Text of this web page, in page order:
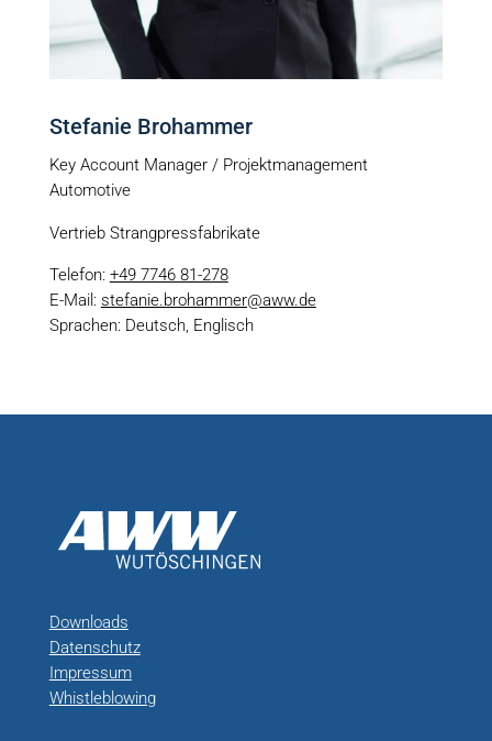
Stefanie Brohammer
Key Account Manager / Projektmanagement
Automotive
Vertrieb Strangpressfabrikate
Telefon: +49 7746 81-278
E-Mail: stefanie.brohammer@aww.de
Sprachen: Deutsch, Englisch
Downloads
Datenschutz
Impressum
Whistleblowing